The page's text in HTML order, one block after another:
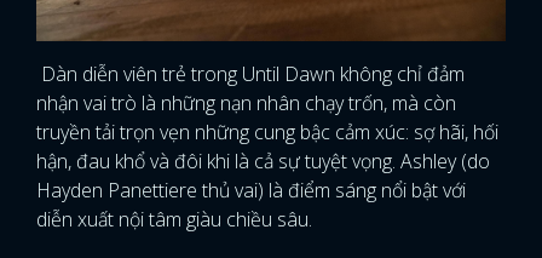
Dàn diễn viên trẻ trong Until Dawn không chỉ đảm
nhận vai trò là những nạn nhân chạy trốn, mà còn
truyền tải trọn vẹn những cung bậc cảm xúc: sợ hãi, hối
hận, đau khổ và đôi khi là cả sự tuyệt vọng. Ashley (do
Hayden Panettiere thủ vai) là điểm sáng nổi bật với
diễn xuất nội tâm giàu chiều sâu.